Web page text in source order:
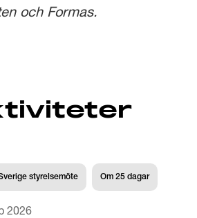
och Formas.
styrelsemöte Om 25 dagar
2026